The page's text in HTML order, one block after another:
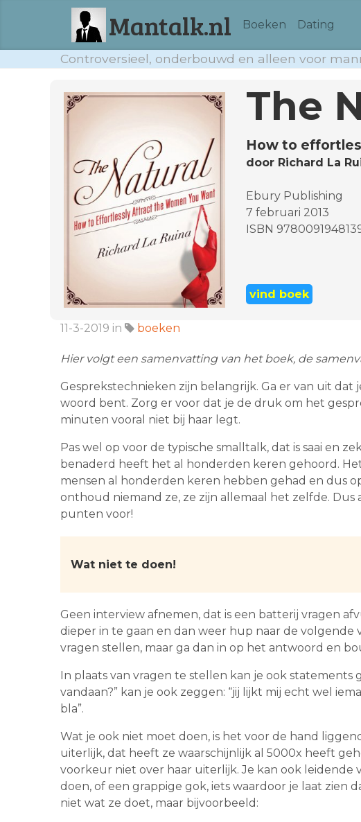
Mantalk.nl Boeken Dating
Controversieel, onderbouwd en alleen voor
The
How to
door Richard La
Ebury Publishing
7 februari 2013
ISBN
vind boek
11-3-2019 in boeken
Hier volgt een samenvatting van het boek, de
Gesprekstechnieken zijn belangrijk. Ga er van uit
woord bent. Zorg er voor dat je de druk om het
minuten vooral niet bij haar legt.
Pas wel op voor de typische smalltalk, dat is saai en
benaderd heeft het al honderden keren gehoord.
mensen al honderden keren hebben gehad en dus
onthoud niemand ze, ze zijn allemaal het zelfde. Dus
punten voor!
Wat niet te doen!
Geen interview afnemen, dat is een batterij vragen
dieper in te gaan en dan weer hup naar de volgende
vragen stellen, maar ga dan in op het antwoord en
In plaats van vragen te stellen kan je ook statements
vandaan?” kan je ook zeggen: “jij lijkt mij echt wel
bla”.
Wat je ook niet moet doen, is het voor de hand
uiterlijk, dat heeft ze waarschijnlijk al 5000x heeft
voorkeur niet over haar uiterlijk. Je kan ook leidende
doen, of een grappige gok, iets waardoor je laat zien
niet wat ze doet, maar bijvoorbeeld: